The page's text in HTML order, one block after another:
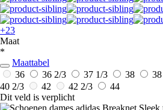
+23
Maat
*
Maattabel
36
36 2/3 37 1/3 38
40 2/3
42 42 2/3
44
Dit veld is verplicht